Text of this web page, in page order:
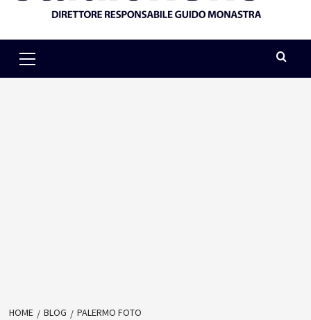
Menu
HOME BLOG PALERMO FOTO